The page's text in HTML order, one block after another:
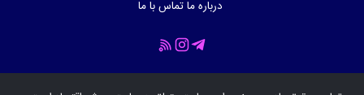
درباره ماتماس با ما